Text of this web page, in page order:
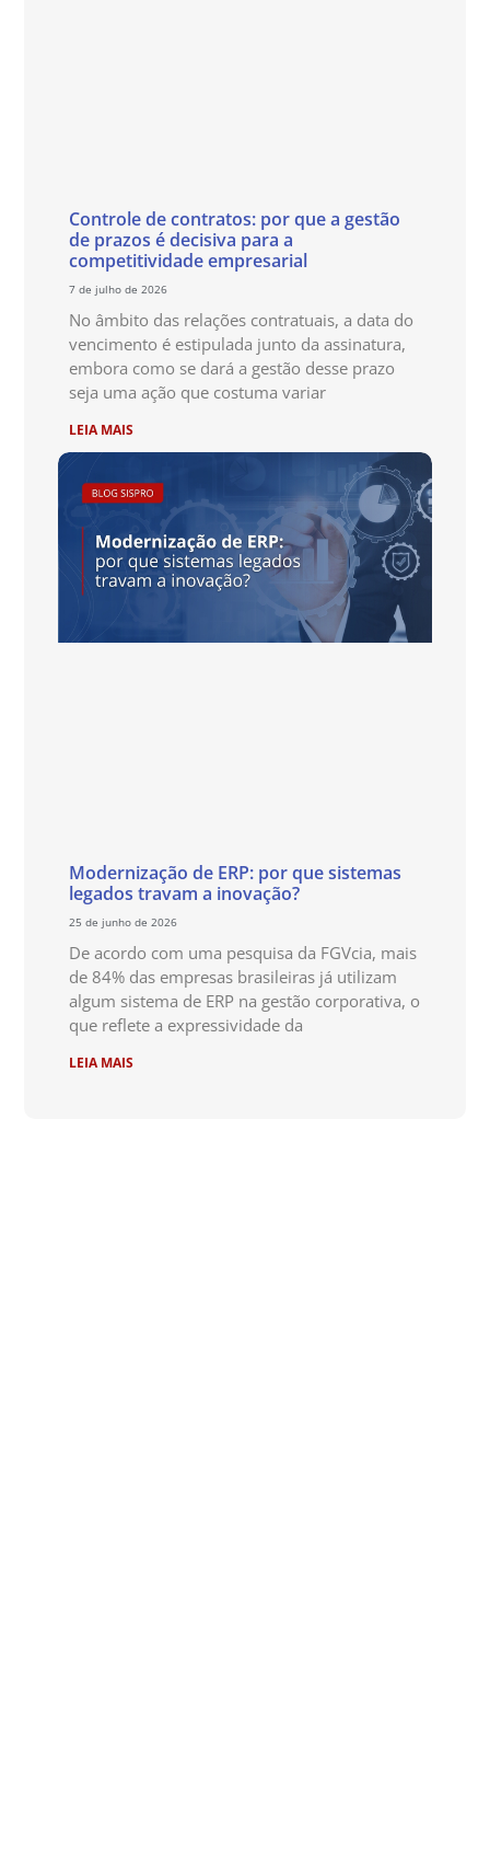
Controle de contratos: por que a gestão
de prazos é decisiva para a
competitividade empresarial
7 de julho de 2026
No âmbito das relações contratuais, a data do
vencimento é estipulada junto da assinatura,
embora como se dará a gestão desse prazo
seja uma ação que costuma variar
LEIA MAIS
Modernização de ERP: por que sistemas
legados travam a inovação?
25 de junho de 2026
De acordo com uma pesquisa da FGVcia, mais
de 84% das empresas brasileiras já utilizam
algum sistema de ERP na gestão corporativa, o
que reflete a expressividade da
LEIA MAIS